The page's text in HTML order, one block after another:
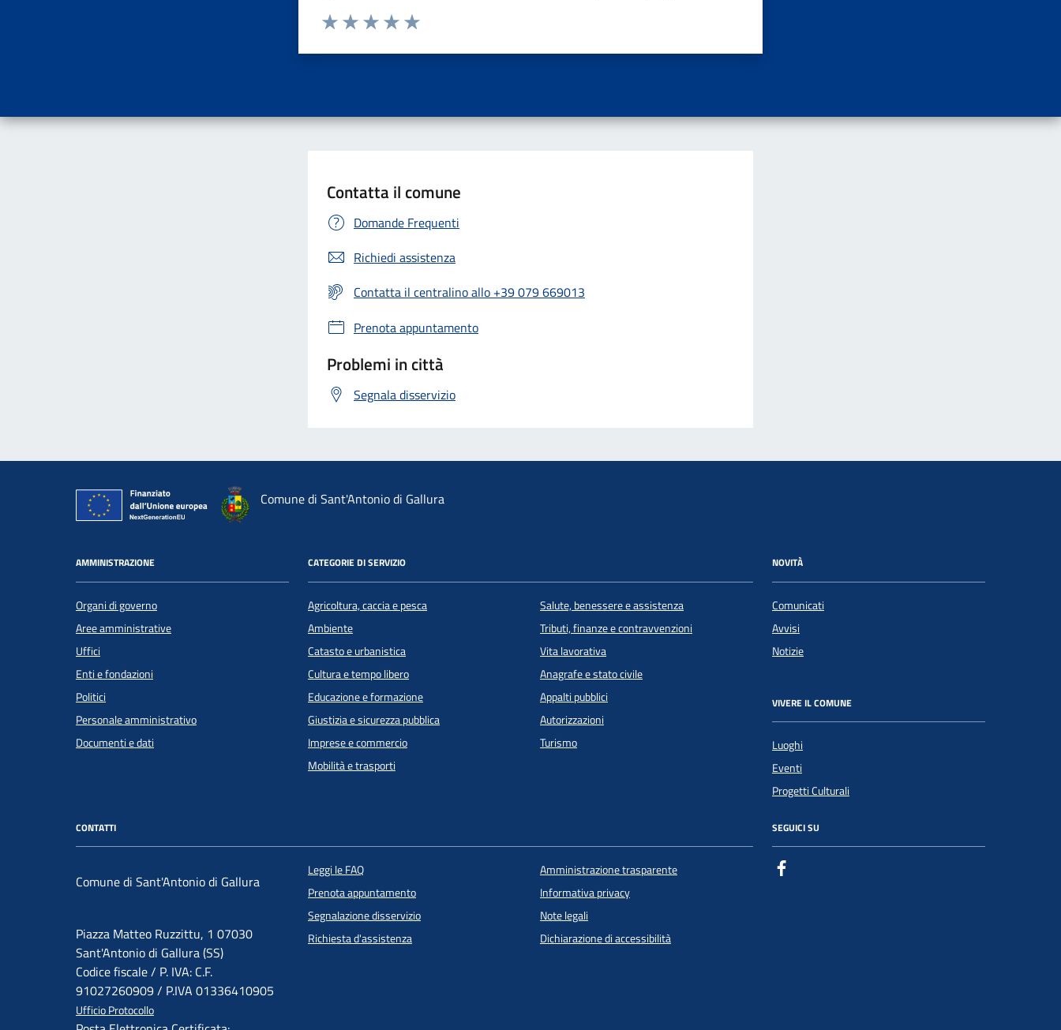
Valuta da 1 a 5 stelle la pagina
Contatta il comune
Domande Frequenti
Richiedi assistenza
Contatta il centralino allo +39 079 669013
Prenota appuntamento
Problemi in città
Segnala disservizio
Comune di Sant'Antonio di Gallura
AMMINISTRAZIONE
Organi di governo
Aree amministrative
Uffici
Enti e fondazioni
Politici
Personale amministrativo
Documenti e dati
CATEGORIE DI SERVIZIO
Agricoltura, caccia e pesca
Ambiente
Catasto e urbanistica
Cultura e tempo libero
Educazione e formazione
Giustizia e sicurezza pubblica
Imprese e commercio
Mobilità e trasporti
Salute, benessere e assistenza
Tributi, finanze e contravvenzioni
Vita lavorativa
Anagrafe e stato civile
Appalti pubblici
Autorizzazioni
Turismo
NOVITÀ
Comunicati
Avvisi
Notizie
VIVERE IL COMUNE
Luoghi
Eventi
Progetti Culturali
CONTATTI
Comune di Sant'Antonio di Gallura
Piazza Matteo Ruzzittu, 1 07030
Sant'Antonio di Gallura (SS)
Codice fiscale / P. IVA: C.F.
91027260909 / P.IVA 01336410905
Ufficio Protocollo
Leggi le FAQ
Prenota appuntamento
Segnalazione disservizio
Richiesta d'assistenza
Amministrazione trasparente
Informativa privacy
Note legali
Dichiarazione di accessibilità
SEGUICI SU